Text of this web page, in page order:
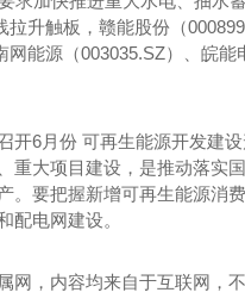
拉升触板，赣能股份（
网能源（003035.SZ）、皖
开6月份 可再生能源开发建
重大项目建设，是推动落实
。要把握新增可再生能源消
配电网建设。
网，内容均来自于互联网，